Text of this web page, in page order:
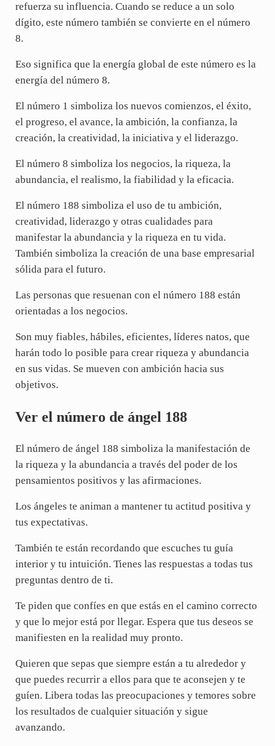
refuerza su influencia. Cuando se reduce a un solo
dígito, este número también se convierte en el número
8.
Eso significa que la energía global de este número es la
energía del número 8.
El número 1 simboliza los nuevos comienzos, el éxito,
el progreso, el avance, la ambición, la confianza, la
creación, la creatividad, la iniciativa y el liderazgo.
El número 8 simboliza los negocios, la riqueza, la
abundancia, el realismo, la fiabilidad y la eficacia.
El número 188 simboliza el uso de tu ambición,
creatividad, liderazgo y otras cualidades para
manifestar la abundancia y la riqueza en tu vida.
También simboliza la creación de una base empresarial
sólida para el futuro.
Las personas que resuenan con el número 188 están
orientadas a los negocios.
Son muy fiables, hábiles, eficientes, líderes natos, que
harán todo lo posible para crear riqueza y abundancia
en sus vidas. Se mueven con ambición hacia sus
objetivos.
Ver el número de ángel 188
El número de ángel 188 simboliza la manifestación de
la riqueza y la abundancia a través del poder de los
pensamientos positivos y las afirmaciones.
Los ángeles te animan a mantener tu actitud positiva y
tus expectativas.
También te están recordando que escuches tu guía
interior y tu intuición. Tienes las respuestas a todas tus
preguntas dentro de ti.
Te piden que confíes en que estás en el camino correcto
y que lo mejor está por llegar. Espera que tus deseos se
manifiesten en la realidad muy pronto.
Quieren que sepas que siempre están a tu alrededor y
que puedes recurrir a ellos para que te aconsejen y te
guíen. Libera todas las preocupaciones y temores sobre
los resultados de cualquier situación y sigue
avanzando.